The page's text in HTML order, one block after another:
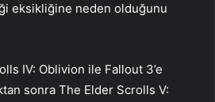
eksikliğine neden olduğunu
IV: Oblivion ile Fallout 3’e
sonra The Elder Scrolls V: